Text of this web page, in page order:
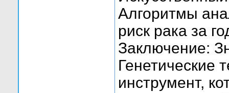
Алгоритмы
риск рака за
Заключение:
Генетические
инструмент,